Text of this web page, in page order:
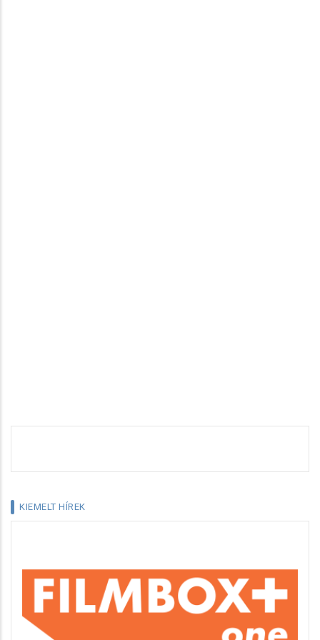
KIEMELT HÍREK